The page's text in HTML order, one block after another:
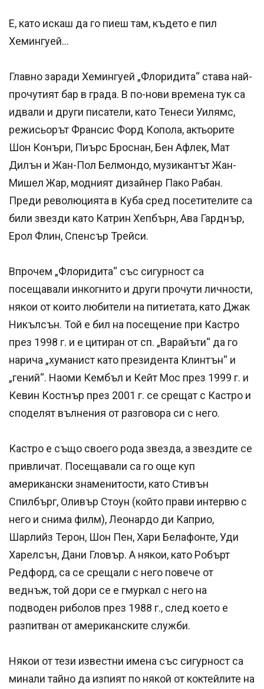
Е, като искаш да го пиеш там, където е пил
Хемингуей...
Главно заради Хемингуей „Флоридита“ става най-
прочутият бар в града. В по-нови времена тук са
идвали и други писатели, като Тенеси Уилямс,
режисьорът Франсис Форд Копола, актьорите
Шон Конъри, Пиърс Броснан, Бен Афлек, Мат
Дилън и Жан-Пол Белмондо, музикантът Жан-
Мишел Жар, модният дизайнер Пако Рабан.
Преди революцията в Куба сред посетителите са
били звезди като Катрин Хепбърн, Ава Гарднър,
Ерол Флин, Спенсър Трейси.
Впрочем „Флоридита“ със сигурност са
посещавали инкогнито и други прочути личности,
някои от които любители на питиетата, като Джак
Никълсън. Той е бил на посещение при Кастро
през 1998 г. и е цитиран от сп. „Варайъти“ да го
нарича „хуманист като президента Клинтън“ и
„гений“. Наоми Кембъл и Кейт Мос през 1999 г. и
Кевин Костнър през 2001 г. се срещат с Кастро и
споделят вълнения от разговора си с него.
Кастро е също своего рода звезда, а звездите се
привличат. Посещавали са го още куп
американски знаменитости, като Стивън
Спилбърг, Оливър Стоун (който прави интервю с
него и снима филм), Леонардо ди Каприо,
Шарлийз Терон, Шон Пен, Хари Белафонте, Уди
Харелсън, Дани Гловър. А някои, като Робърт
Редфорд, са се срещали с него повече от
веднъж, той дори се е гмуркал с него на
подводен риболов през 1988 г., след което е
разпитван от американските служби.
Някои от тези известни имена със сигурност са
минали тайно да изпият по някой от коктейлите на